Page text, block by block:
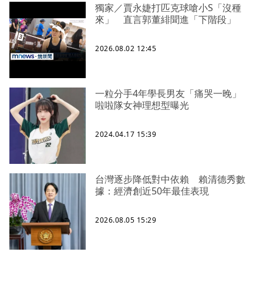
獨家／賈永婕打匹克球嗆小S「沒種
來」 直言郭董緋聞進「下階段」
2026.08.02 12:45
一粒分手4年學長男友「痛哭一晚」
啦啦隊女神理想型曝光
2024.04.17 15:39
台灣逐步降低對中依賴 賴清德秀數
據：經濟創近50年最佳表現
2026.08.05 15:29